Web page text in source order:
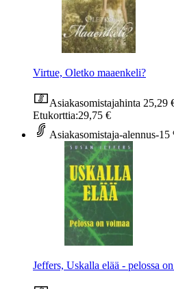
Virtue, Oletko maaenkeli?
Asiakasomistajahinta 25,29
Etukorttia:29,75 €
Asiakasomistaja-alennus-15
Jeffers, Uskalla elää - pelossa